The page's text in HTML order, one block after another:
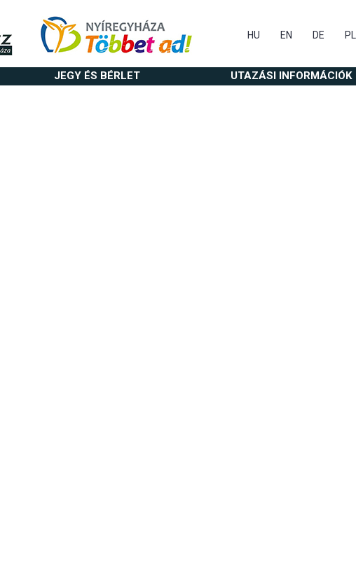
HU EN DE PL
JEGY ÉS BÉRLET UTAZÁSI INFORMÁCIÓK